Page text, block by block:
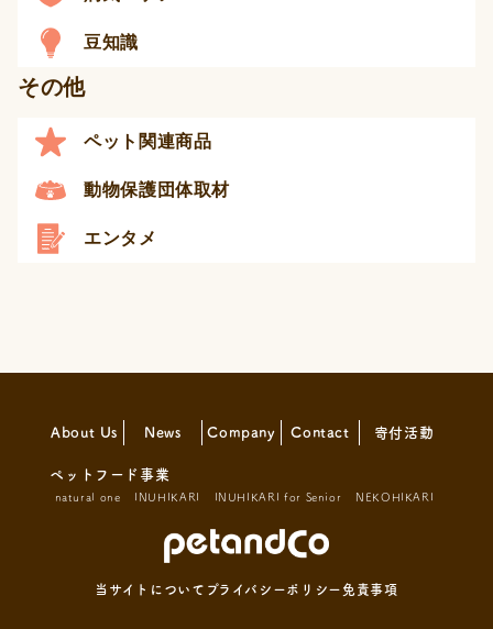
豆知識
その他
ペット関連商品
動物保護団体取材
エンタメ
About Us News Company Contact 寄付活動
ペットフード事業
natural one INUHIKARI INUHIKARI for Senior NEKOHIKARI
当サイトについて プライバシーポリシー 免責事項